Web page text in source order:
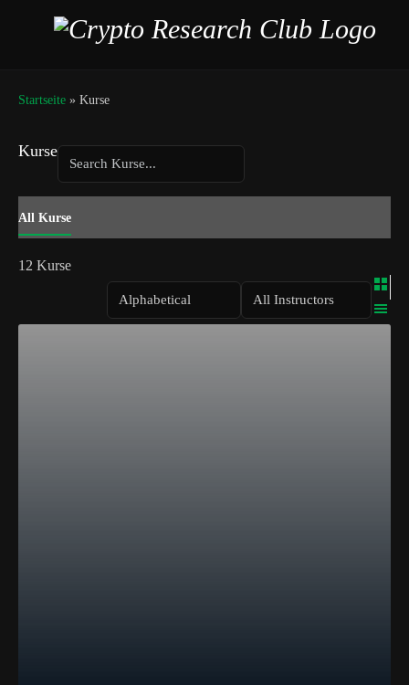
Startseite » Kurse
KurseSearch
All Kurse
12 Kurse